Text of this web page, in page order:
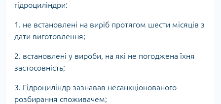
гідроциліндри:
1. не встановлені на виріб протягом шести місяців з
дати виготовлення;
2. встановлені у вироби, на які не погоджена їхня
застосовність;
3. Гідроциліндр зазнавав несанкціонованого
розбирання споживачем;